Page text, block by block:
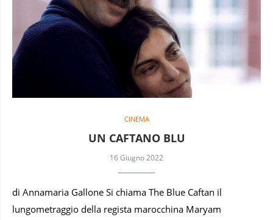
CINEMA
UN CAFTANO BLU
16 Giugno 2022
di Annamaria Gallone Si chiama The Blue Caftan il
lungometraggio della regista marocchina Maryam